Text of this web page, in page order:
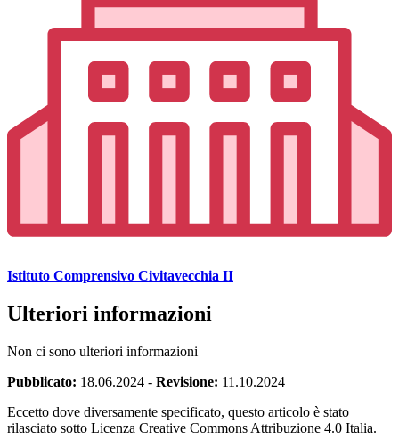
Istituto Comprensivo Civitavecchia II
Ulteriori informazioni
Non ci sono ulteriori informazioni
Pubblicato: 18.06.2024 - Revisione: 11.10.2024
Eccetto dove diversamente specificato, questo articolo è stato
rilasciato sotto Licenza Creative Commons Attribuzione 4.0 Italia.